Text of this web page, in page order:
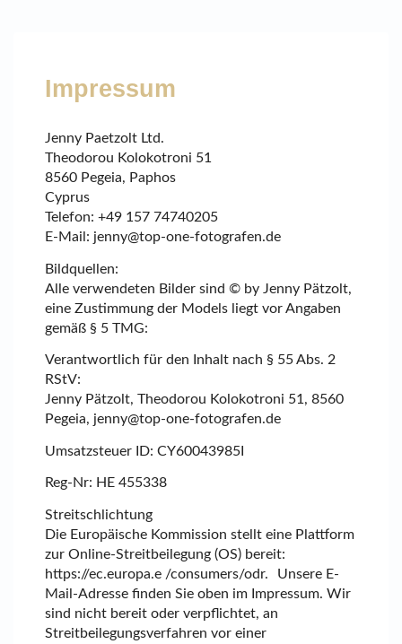
Impressum
Jenny Paetzolt Ltd.
Theodorou Kolokotroni 51
8560 Pegeia, Paphos
Cyprus
Telefon: +49 157 74740205
E-Mail: jenny@top-one-fotografen.de
Bildquellen:
Alle verwendeten Bilder sind © by Jenny Pätzolt,
eine Zustimmung der Models liegt vor Angaben
gemäß § 5 TMG:
Verantwortlich für den Inhalt nach § 55 Abs. 2
RStV:
Jenny Pätzolt, Theodorou Kolokotroni 51, 8560
Pegeia, jenny@top-one-fotografen.de
Umsatzsteuer ID: CY60043985I
Reg-Nr: HE 455338
Streitschlichtung
Die Europäische Kommission stellt eine Plattform
zur Online-Streitbeilegung (OS) bereit:
https://ec.europa.e /consumers/odr. Unsere E-
Mail-Adresse finden Sie oben im Impressum. Wir
sind nicht bereit oder verpflichtet, an
Streitbeilegungsverfahren vor einer